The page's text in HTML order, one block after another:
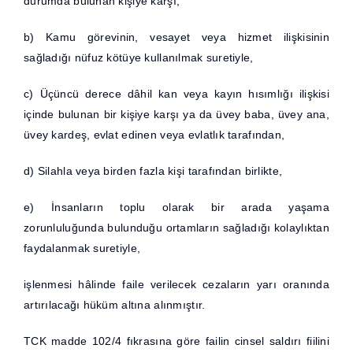
b) Kamu görevinin, vesayet veya hizmet ilişkisinin
sağladığı nüfuz kötüye kullanılmak suretiyle,
c) Üçüncü derece dâhil kan veya kayın hısımlığı ilişkisi
içinde bulunan bir kişiye karşı ya da üvey baba, üvey ana,
üvey kardeş, evlat edinen veya evlatlık tarafından,
d) Silahla veya birden fazla kişi tarafından birlikte,
e) İnsanların toplu olarak bir arada yaşama
zorunluluğunda bulunduğu ortamların sağladığı kolaylıktan
faydalanmak suretiyle,
işlenmesi hâlinde faile verilecek cezaların yarı oranında
artırılacağı hüküm altına alınmıştır.
TCK madde 102/4 fıkrasına göre failin cinsel saldırı fiilini